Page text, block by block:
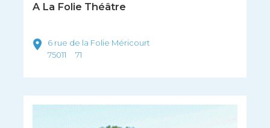
A La Folie Théâtre
6 rue de la Folie Méricourt
75011
71